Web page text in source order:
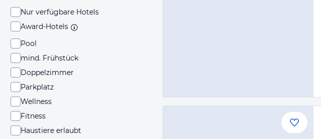
Nur verfügbare Hotels
Award-Hotels
Pool
mind. Frühstück
Doppelzimmer
Parkplatz
Wellness
Fitness
Haustiere erlaubt